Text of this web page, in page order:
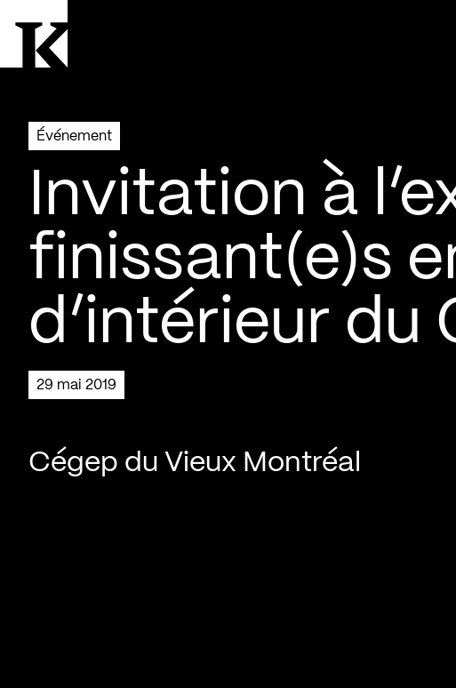
Événement
Invitation à
finissant(e)s
d’intérieur du
29 mai 2019
Cégep du Vieux Montréal